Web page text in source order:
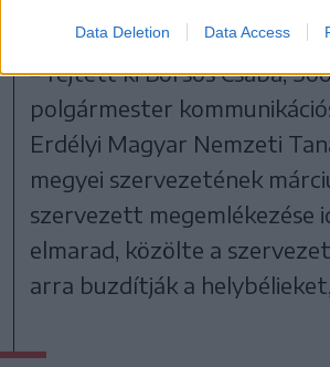
Data Deletion Data Access
– fejtett ki Borsos Csaba,
polgármester
Erdélyi Magyar Nemzeti
megyei szervezetének
szervezett megemlékezése
elmarad, közölte a
arra buzdítják a